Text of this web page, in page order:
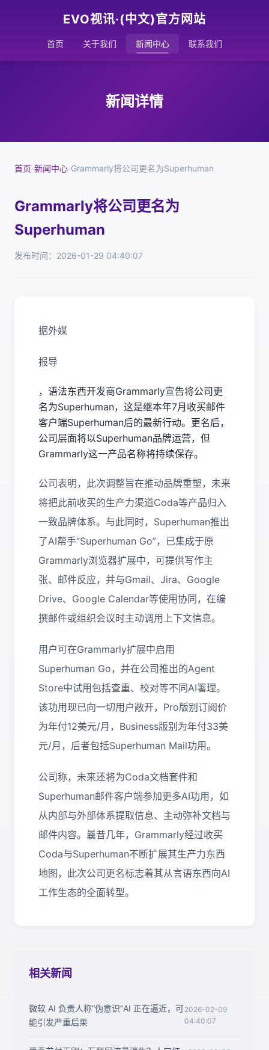
EVO视讯·(中文)官方网站
首页 关于我们 新闻中心 联系我们
新闻详情
首页›新闻中心›Grammarly将公司更名为Superhuman
Grammarly将公司更名为
Superhuman
发布时间：2026-01-29 04:40:07
据外媒
报导
，语法东西开发商Grammarly宣告将公司更
名为Superhuman，这是继本年7月收买邮件
客户端Superhuman后的最新行动。更名后，
公司层面将以Superhuman品牌运营，但
Grammarly这一产品名称将持续保存。
公司表明，此次调整旨在推动品牌重塑，未来
将把此前收买的生产力渠道Coda等产品归入
一致品牌体系。与此同时，Superhuman推出
了AI帮手“Superhuman Go”，已集成于原
Grammarly浏览器扩展中，可提供写作主
张、邮件反应，并与Gmail、Jira、Google
Drive、Google Calendar等使用协同，在编
撰邮件或组织会议时主动调用上下文信息。
用户可在Grammarly扩展中启用
Superhuman Go，并在公司推出的Agent
Store中试用包括查重、校对等不同AI署理。
该功用现已向一切用户敞开，Pro版别订阅价
为年付12美元/月，Business版别为年付33美
元/月，后者包括Superhuman Mail功用。
公司称，未来还将为Coda文档套件和
Superhuman邮件客户端参加更多AI功用，如
从内部与外部体系提取信息、主动弥补文档与
邮件内容。曩昔几年，Grammarly经过收买
Coda与Superhuman不断扩展其生产力东西
地图，此次公司更名标志着其从言语东西向AI
工作生态的全面转型。
相关新闻
微软 AI 负责人称“伪意识”AI 正在逼近，可
能引发严重后果
2026-02-09
04:40:07